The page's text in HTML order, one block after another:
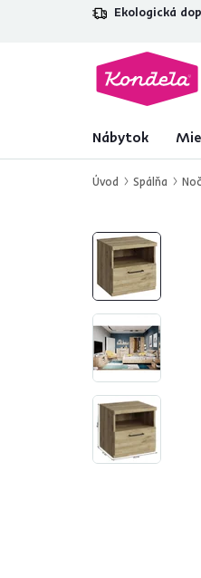
Ekologická
Nábytok
Úvod Spálňa